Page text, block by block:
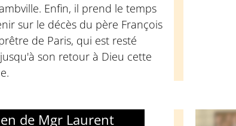
Enfin, il prend le temps
sur le décès du père François
de Paris, qui est resté
son retour à Dieu cette
de Mgr Laurent